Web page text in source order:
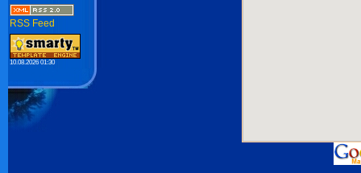
RSS Feed
10.08.2026 01:30